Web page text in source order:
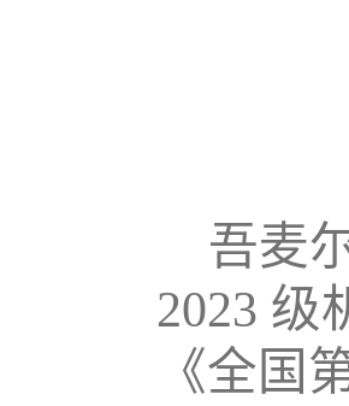
吾麦
2023 级
《全国